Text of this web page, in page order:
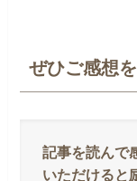
ぜひご感想